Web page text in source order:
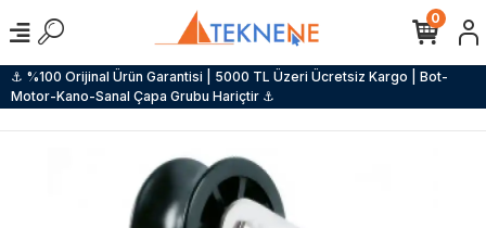
⚓ %100 Orijinal Ürün Garantisi | 5000 TL Üzeri Ücretsiz Kargo | Bot-
Motor-Kano-Sanal Çapa Grubu Hariçtir ⚓
0